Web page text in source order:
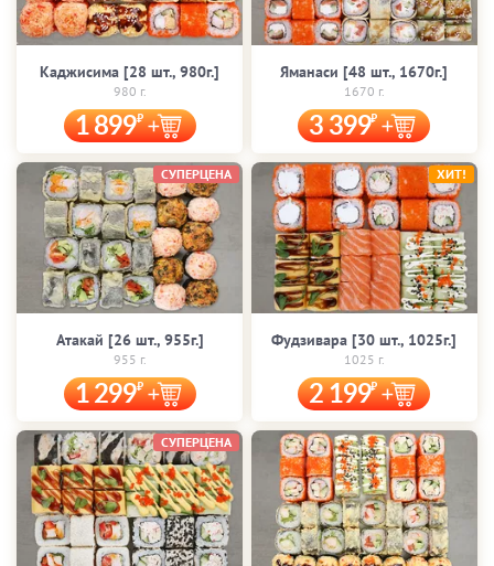
Каджисима [28 шт., 980г.]
980 г.
1 899
Яманаси [48 шт., 1670г.]
1670 г.
3 399
Атакай [26 шт., 955г.]
955 г.
1 299
СУПЕРЦЕНА
Фудзивара [30 шт., 1025г.]
1025 г.
2 199
ХИТ!
СУПЕРЦЕНА